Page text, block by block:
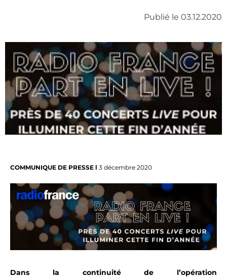
Publié le 03.12.2020
COMMUNIQUE DE PRESSE l 3 décembre 2020
Dans la continuité de l’opération